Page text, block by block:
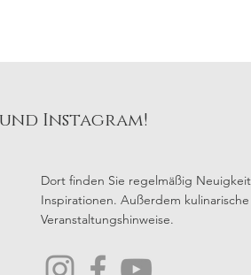
Instagram!
Dort finden Sie regelmäßig
Inspirationen. Außerdem
Veranstaltungshinweise.